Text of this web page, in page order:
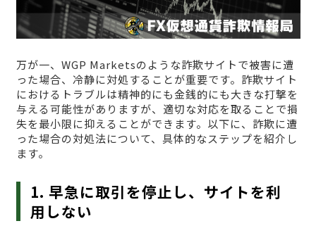
万が一、WGP Marketsのような詐欺サイトで被害に遭
った場合、冷静に対処することが重要です。詐欺サイト
におけるトラブルは精神的にも金銭的にも大きな打撃を
与える可能性がありますが、適切な対応を取ることで損
失を最小限に抑えることができます。以下に、詐欺に遭
った場合の対処法について、具体的なステップを紹介し
ます。
1. 早急に取引を停止し、サイトを利
用しない